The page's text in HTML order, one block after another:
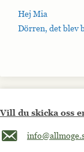
Hej Mia
Dörren, det blev
Vill du skicka oss
Maila oss på